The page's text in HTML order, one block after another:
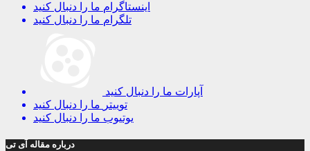
اینستاگرام ما را دنبال کنید
تلگرام ما را دنبال کنید
آپارات ما را دنبال کنید
توییتر ما را دنبال کنید
یوتیوب ما را دنبال کنید
درباره مقاله آی تی